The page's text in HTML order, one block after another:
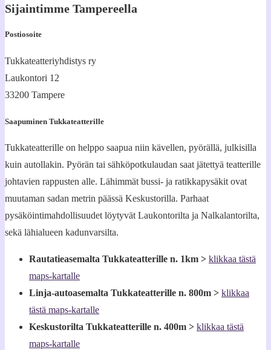
Sijaintimme Tampereella
Postiosoite
Tukkateatteriyhdistys ry
Laukontori 12
33200 Tampere
Saapuminen Tukkateatterille
Tukkateatterille on helppo saapua niin kävellen, pyörällä, julkisilla
kuin autollakin. Pyörän tai sähköpotkulaudan saat jätettyä teatterille
johtavien rappusten alle. Lähimmät bussi- ja ratikkapysäkit ovat
muutaman sadan metrin päässä Keskustorilla. Parhaat
pysäköintimahdollisuudet löytyvät Laukontorilta ja Nalkalantorilta,
sekä lähialueen kadunvarsilta.
Rautatieasemalta Tukkateatterille n. 1km > klikkaa tästä
maps-kartalle
Linja-autoasemalta Tukkateatterille n. 800m > klikkaa
tästä maps-kartalle
Keskustorilta Tukkateatterille n. 400m > klikkaa tästä
maps-kartalle